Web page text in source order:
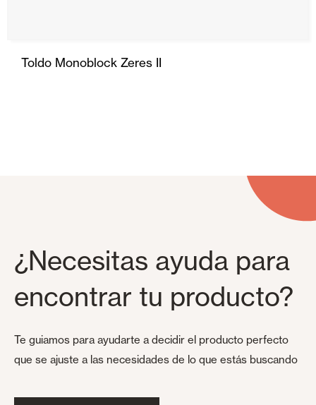
Toldo Monoblock Zeres II
¿Necesitas ayuda para
encontrar tu producto?
Te guiamos para ayudarte a decidir el producto perfecto
que se ajuste a las necesidades de lo que estás buscando